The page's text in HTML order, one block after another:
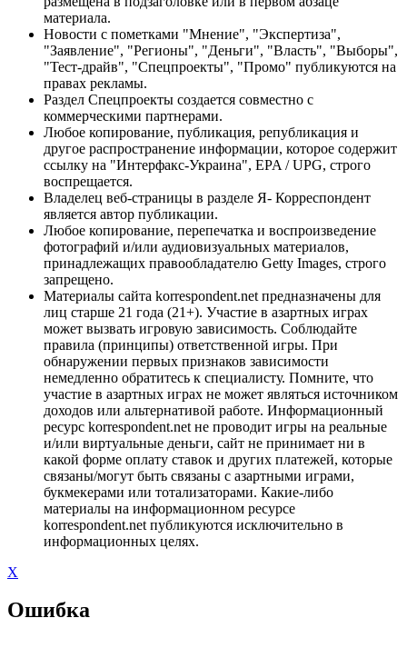
материала.
Новости с пометками "Мнение", "Экспертиза",
"Заявление", "Регионы", "Деньги", "Власть", "Выборы",
"Тест-драйв", "Спецпроекты", "Промо" публикуются на
правах рекламы.
Раздел Спецпроекты создается совместно с
коммерческими партнерами.
Любое копирование, публикация, републикация и
другое распространение информации, которое содержит
ссылку на "Интерфакс-Украина", EPA / UPG, строго
воспрещается.
Владелец веб-страницы в разделе Я- Корреспондент
является автор публикации.
Любое копирование, перепечатка и воспроизведение
фотографий и/или аудиовизуальных материалов,
принадлежащих правообладателю Getty Images, строго
запрещено.
Материалы сайта korrespondent.net предназначены для
лиц старше 21 года (21+). Участие в азартных играх
может вызвать игровую зависимость. Соблюдайте
правила (принципы) ответственной игры. При
обнаружении первых признаков зависимости
немедленно обратитесь к специалисту. Помните, что
участие в азартных играх не может являться источником
доходов или альтернативой работе. Информационный
ресурс korrespondent.net не проводит игры на реальные
и/или виртуальные деньги, сайт не принимает ни в
какой форме оплату ставок и других платежей, которые
связаны/могут быть связаны с азартными играми,
букмекерами или тотализаторами. Какие-либо
материалы на информационном ресурсе
korrespondent.net публикуются исключительно в
информационных целях.
X
Ошибка